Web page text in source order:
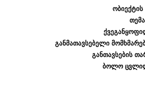
ობიექტის
განმათავსებელი
განთავსების
ბოლო